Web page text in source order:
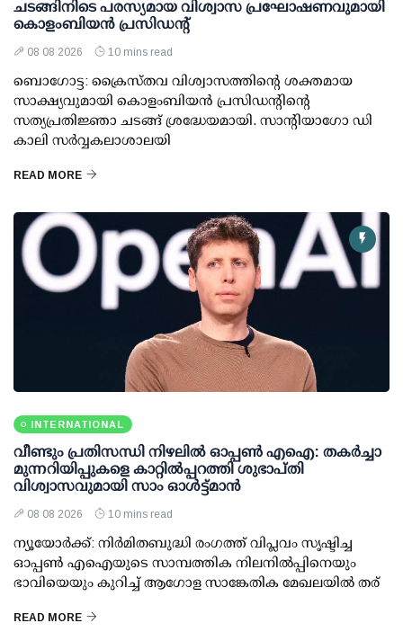
ചടങ്ങിനിടെ പരസ്യമായ വിശ്വാസ പ്രഘോഷണവുമായി
കൊളംബിയൻ പ്രസിഡന്റ്
08 08 2026 10 mins read
ബൊഗോട്ട: ക്രൈസ്തവ വിശ്വാസത്തിന്റെ ശക്തമായ
സാക്ഷ്യവുമായി കൊളംബിയൻ പ്രസിഡന്റിന്റെ
സത്യപ്രതിജ്ഞാ ചടങ്ങ് ശ്രദ്ധേയമായി. സാന്റിയാഗോ ഡി
കാലി സർവ്വകലാശാലയി
READ MORE
INTERNATIONAL
വീണ്ടും പ്രതിസന്ധി നിഴലില്‍ ഓപ്പണ്‍ എഐ: തകര്‍ച്ചാ
മുന്നറിയിപ്പുകളെ കാറ്റില്‍പ്പറത്തി ശുഭാപ്തി
വിശ്വാസവുമായി സാം ഓള്‍ട്ട്മാന്‍
08 08 2026 10 mins read
ന്യൂയോര്‍ക്ക്: നിര്‍മിതബുദ്ധി രംഗത്ത് വിപ്ലവം സൃഷ്ടിച്ച
ഓപ്പണ്‍ എഐയുടെ സാമ്പത്തിക നിലനില്‍പ്പിനെയും
ഭാവിയെയും കുറിച്ച് ആഗോള സാങ്കേതിക മേഖലയില്‍ തര്
READ MORE